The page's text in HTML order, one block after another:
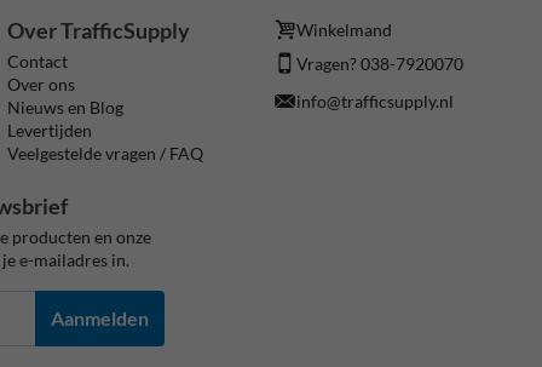
Over TrafficSupply
Contact
Over ons
Nieuws en Blog
Levertijden
Veelgestelde vragen / FAQ
Winkelmand
Vragen? 038-7920070
info@trafficsupply.nl
producten en onze
e-mailadres in.
Aanmelden